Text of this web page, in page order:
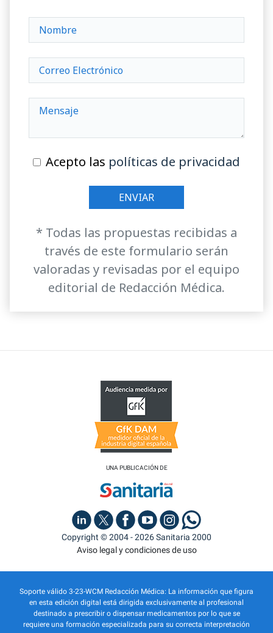
Acepto las políticas de privacidad
* Todas las propuestas recibidas a
través de este formulario serán
valoradas y revisadas por el equipo
editorial de Redacción Médica.
UNA PUBLICACIÓN DE
Copyright © 2004 - 2026 Sanitaria 2000
Aviso legal y condiciones de uso
Soporte válido 3-23-WCM Redacción Médica: La información que figura
en esta edición digital está dirigida exclusivamente al profesional
destinado a prescribir o dispensar medicamentos por lo que se
requiere una formación especializada para su correcta interpretación